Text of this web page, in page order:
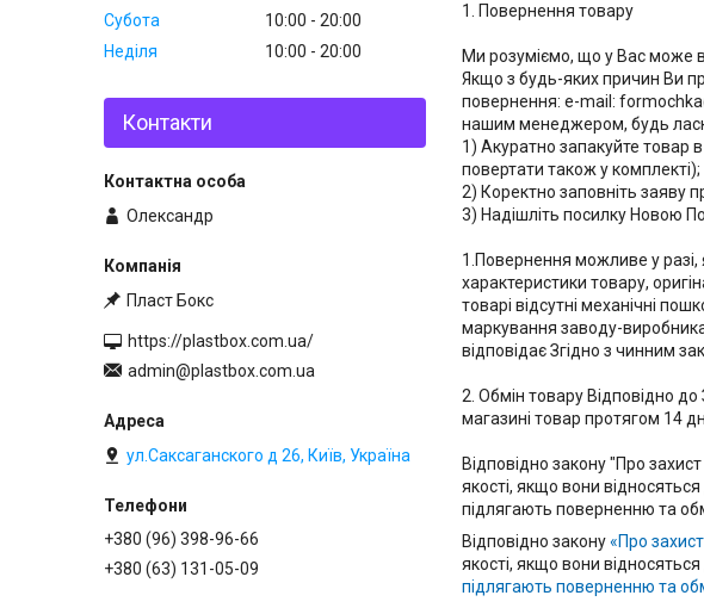
1. Повернення товару
Ми розуміємо, що у Вас може
Якщо з будь-яких причин Ви
повернення: e-mail:
нашим менеджером, будь
1) Акуратно запакуйте товар
повертати також у комплекті);
2) Коректно заповніть заяву
3) Надішліть посилку Новою
1.Повернення можливе у
характеристики товару,
товарі відсутні механічні
маркування заводу-
відповідає Згідно з чинним
2. Обмін товару Відповідно
магазині товар протягом 14
Відповідно закону "Про
якості, якщо вони
підлягають поверненню та
Відповідно закону«Про
якості, якщо вони
підлягають поверненню та
Субота
10:00
20:00
Неділя
10:00 20:00
Контакти
Олександр
Пласт Бокс
https://plastbox.com.ua/
admin@plastbox.com.ua
ул.Саксаганского д 26, Київ, Україна
+380 (96) 398-96-66
+380 (63) 131-05-09